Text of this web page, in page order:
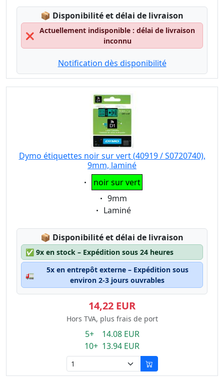
📦 Lagerstatus:
Disponibilité et délai de livraison
❌
Actuellement indisponible : délai de livraison
inconnu
Notification dès disponibilité
Dymo étiquettes noir sur vert (40919 / S0720740),
9mm, laminé
Eigenschaft:
noir sur vert
Eigenschaft:
9mm
Eigenschaft:
Laminé
📦 Lagerstatus:
Disponibilité et délai de livraison
✅ 9x en stock – Expédition sous 24 heures
🚛
5x en entrepôt externe – Expédition sous
environ 2-3 jours ouvrables
14,22 EUR
Hors TVA, plus frais de port
5+ 14.08 EUR
10+ 13.94 EUR